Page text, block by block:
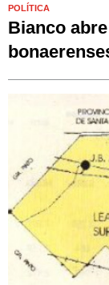
POLÍTICA
Bianco